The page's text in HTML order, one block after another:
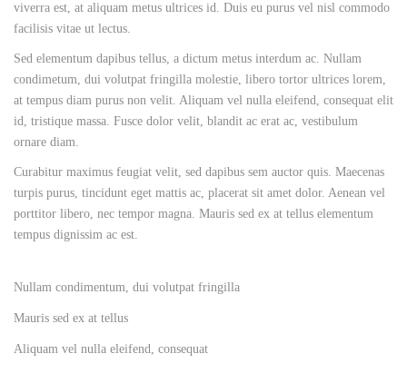
viverra est, at aliquam metus ultrices id. Duis eu purus vel nisl commodo
facilisis vitae ut lectus.
Sed elementum dapibus tellus, a dictum metus interdum ac. Nullam
condimetum, dui volutpat fringilla molestie, libero tortor ultrices lorem,
at tempus diam purus non velit. Aliquam vel nulla eleifend, consequat elit
id, tristique massa. Fusce dolor velit, blandit ac erat ac, vestibulum
ornare diam.
Curabitur maximus feugiat velit, sed dapibus sem auctor quis. Maecenas
turpis purus, tincidunt eget mattis ac, placerat sit amet dolor. Aenean vel
porttitor libero, nec tempor magna. Mauris sed ex at tellus elementum
tempus dignissim ac est.
Nullam condimentum, dui volutpat fringilla
Mauris sed ex at tellus
Aliquam vel nulla eleifend, consequat